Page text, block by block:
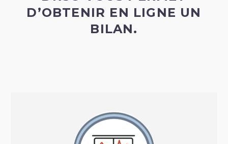
D’OBTENIR EN LIGNE UN
BILAN.